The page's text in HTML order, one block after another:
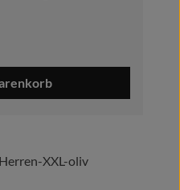
den gewünschten
XXL-oliv